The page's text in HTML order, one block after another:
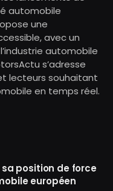
automobile
une
avec un
automobile
s’adresse
lecteurs souhaitant
en temps réel.
position de force
européen